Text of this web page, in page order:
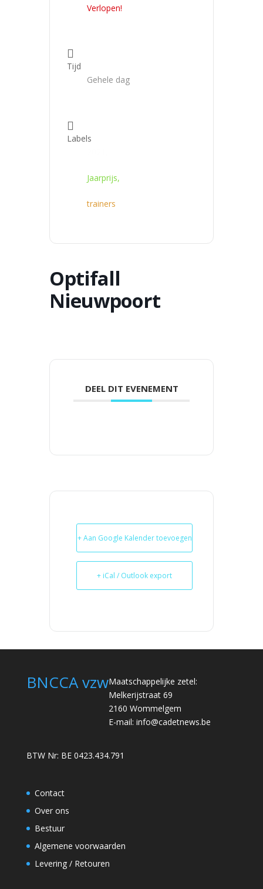
Verlopen!
Tijd
Gehele dag
Labels
Jaarprijs,
trainers
Optifall
Nieuwpoort
DEEL DIT EVENEMENT
+ Aan Google Kalender toevoegen
+ iCal / Outlook export
BNCCA vzwMaatschappelijke zetel:
Melkerijstraat 69
2160 Wommelgem
E-mail: info@cadetnews.be
BTW Nr: BE 0423.434.791
Contact
Over ons
Bestuur
Algemene voorwaarden
Levering / Retouren